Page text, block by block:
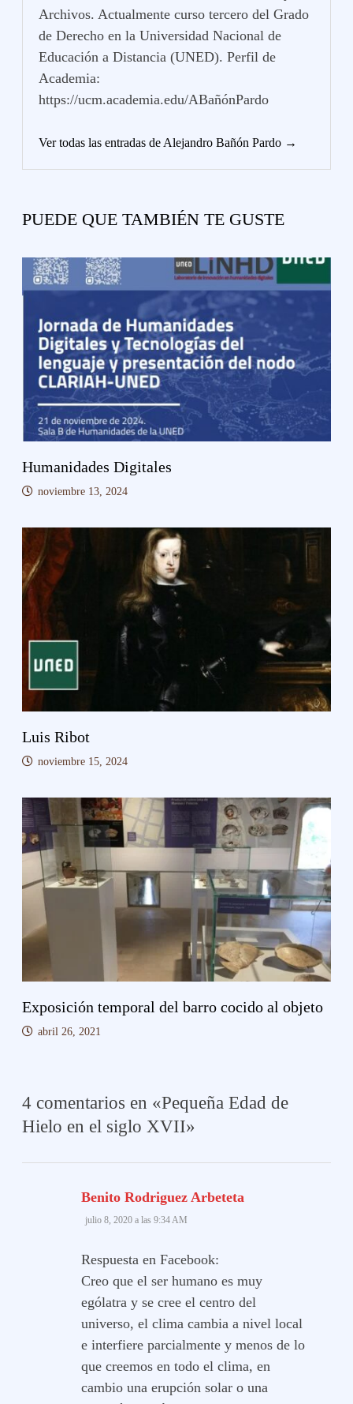
Archivos. Actualmente curso tercero del Grado
de Derecho en la Universidad Nacional de
Educación a Distancia (UNED). Perfil de
Academia:
https://ucm.academia.edu/ABañónPardo
Ver todas las entradas de Alejandro Bañón Pardo →
PUEDE QUE TAMBIÉN TE GUSTE
Humanidades Digitales
noviembre 13, 2024
Luis Ribot
noviembre 15, 2024
Exposición temporal del barro cocido al objeto
abril 26, 2021
4 comentarios en «Pequeña Edad de
Hielo en el siglo XVII»
Benito Rodriguez Arbeteta
julio 8, 2020 a las 9:34 AM
Respuesta en Facebook:
Creo que el ser humano es muy
ególatra y se cree el centro del
universo, el clima cambia a nivel local
e interfiere parcialmente y menos de lo
que creemos en todo el clima, en
cambio una erupción solar o una